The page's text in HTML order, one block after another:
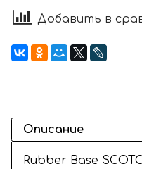
Добавить в
Описание
Rubber Base